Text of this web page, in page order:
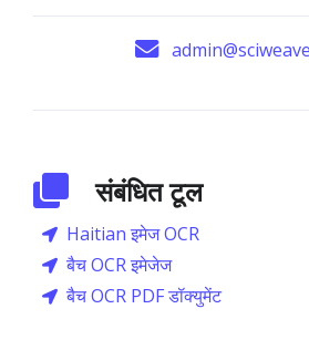
संबंधित टूल
Haitian इमेज OCR
बैच OCR इमेजेज
बैच OCR PDF डॉक्युमेंट